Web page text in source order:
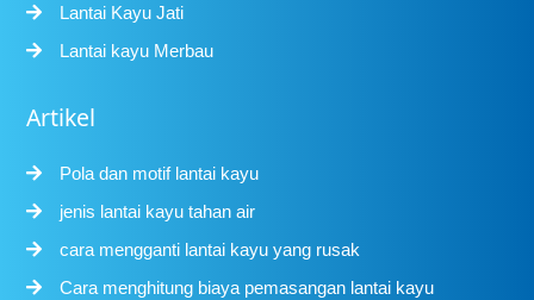
Lantai Kayu Jati
Lantai kayu Merbau
Artikel
Pola dan motif lantai kayu
jenis lantai kayu tahan air
cara mengganti lantai kayu yang rusak
Cara menghitung biaya pemasangan lantai kayu